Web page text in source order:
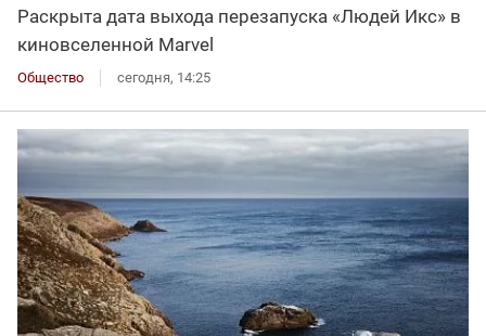
Раскрыта дата выхода перезапуска «Людей Икс» в
киновселенной Marvel
Общество сегодня, 14:25